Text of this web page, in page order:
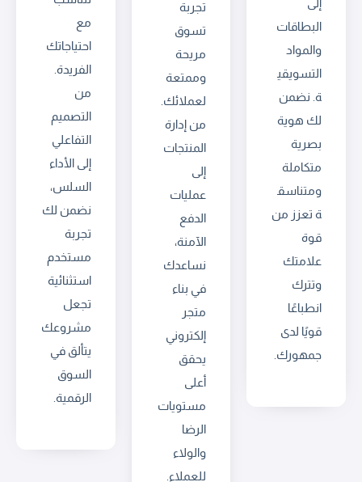
إلى
البطاقات
والمواد
التسويقي
ة. نضمن
لك هوية
بصرية
متكاملة
ومتناسق
ة تعزز من
قوة
علامتك
وتترك
انطباعًا
قويًا لدى
جمهورك.
تجربة
تسوق
مريحة
وممتعة
لعملائك.
من إدارة
المنتجات
إلى
عمليات
الدفع
الآمنة،
نساعدك
في بناء
متجر
إلكتروني
يحقق
أعلى
مستويات
الرضا
والولاء
للعملاء.
مع
احتياجاتك
الفريدة.
من
التصميم
التفاعلي
إلى الأداء
السلس،
نضمن لك
تجربة
مستخدم
استثنائية
تجعل
مشروعك
يتألق في
السوق
الرقمية.